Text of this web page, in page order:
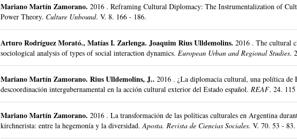
Mariano Martín Zamorano.2016 .Reframing Cultural Diplomacy: The Instrumentalization of
Power Theory. Culture Unbound.V. 8. 166 - 186.
Arturo Rodríguez Morató.,Matías I. Zarlenga.Joaquim Rius Ulldemolins.2016 .The cultural
sociological analysis of types of social interaction dynamics. European Urban and Regional Studies.
Mariano Martín Zamorano.Rius Ulldemolins, J..2016 .¿La diplomacia cultural, una política de
descoordinación intergubernamental en la acción cultural exterior del Estado español. REAF.24.
Mariano Martín Zamorano.2016 .La transformación de las políticas culturales en Argentina
kirchnerista: entre la hegemonía y la diversidad. Aposta. Revista de Ciencias Sociales.V. 70.53 - 83.